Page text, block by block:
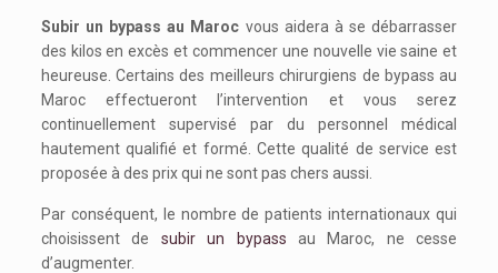
Subir un bypass au Maroc vous aidera à se débarrasser
des kilos en excès et commencer une nouvelle vie saine et
heureuse. Certains des meilleurs chirurgiens de bypass au
Maroc effectueront l’intervention et vous serez
continuellement supervisé par du personnel médical
hautement qualifié et formé. Cette qualité de service est
proposée à des prix qui ne sont pas chers aussi.
Par conséquent, le nombre de patients internationaux qui
choisissent de subir un bypass au Maroc, ne cesse
d’augmenter.